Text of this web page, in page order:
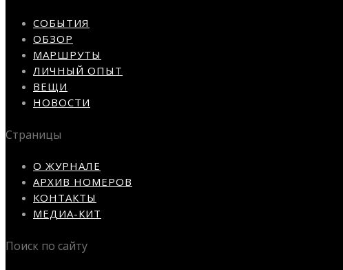
СОБЫТИЯ
ОБЗОР
МАРШРУТЫ
ЛИЧНЫЙ ОПЫТ
ВЕЩИ
НОВОСТИ
Страницы
О ЖУРНАЛЕ
АРХИВ НОМЕРОВ
КОНТАКТЫ
МЕДИА-КИТ
Поиск по сайту